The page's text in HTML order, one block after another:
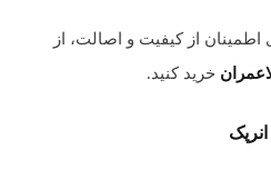
اطمینان از کیفیت و اصالت، از
خرید کنید.